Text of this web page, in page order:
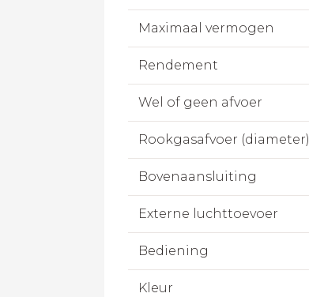
Maximaal vermogen
Rendement
Wel of geen afvoer
Rookgasafvoer (diameter)
Bovenaansluiting
Externe luchttoevoer
Bediening
Kleur